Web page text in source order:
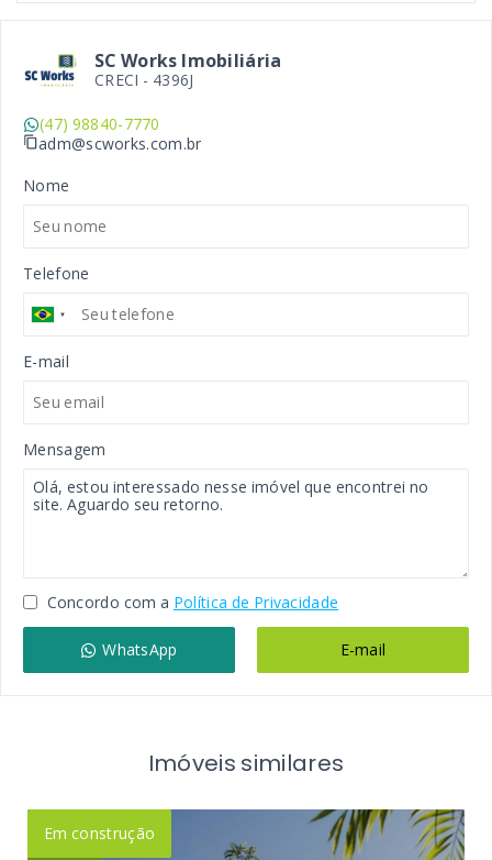
SC Works Imobiliária
CRECI - 4396J
(47) 98840-7770
adm@scworks.com.br
Nome
Telefone
E-mail
Mensagem
Concordo com a Política de Privacidade
WhatsApp E-mail
Imóveis similares
Em construção